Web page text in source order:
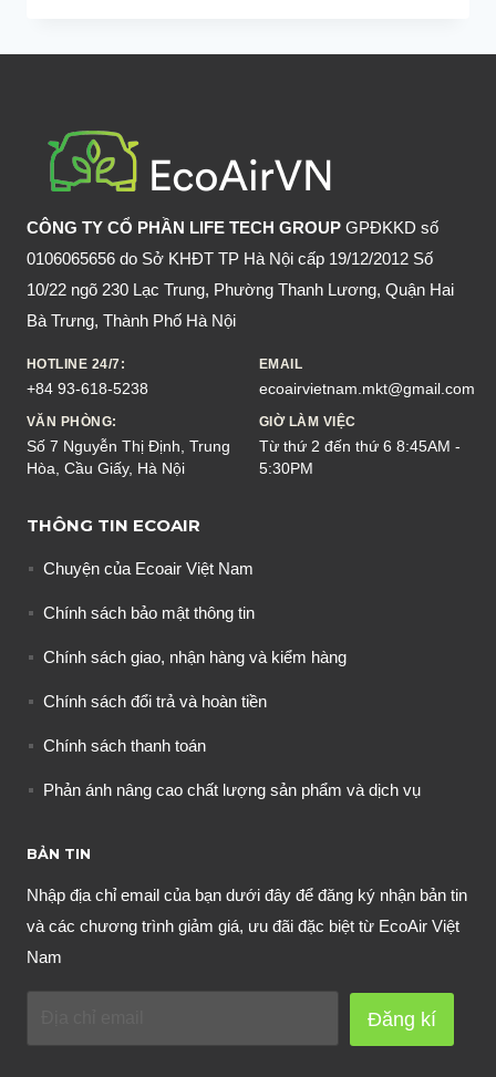
NHẬT
CHỨNG
CÁCH
PHÒNG
TRÁNH
CÔNG TY CỔ PHẦN LIFE TECH GROUP GPĐKKD số
0106065656 do Sở KHĐT TP Hà Nội cấp 19/12/2012 Số
10/22 ngõ 230 Lạc Trung, Phường Thanh Lương, Quận Hai
Bà Trưng, Thành Phố Hà Nội
HOTLINE 24/7:
+84 93-618-5238
EMAIL
ecoairvietnam.mkt@gmail.com
VĂN PHÒNG:
Số 7 Nguyễn Thị Định, Trung
Hòa, Cầu Giấy, Hà Nội
GIỜ LÀM VIỆC
Từ thứ 2 đến thứ 6 8:45AM -
5:30PM
THÔNG TIN ECOAIR
Chuyện của Ecoair Việt Nam
Chính sách bảo mật thông tin
Chính sách giao, nhận hàng và kiểm hàng
Chính sách đổi trả và hoàn tiền
Chính sách thanh toán
Phản ánh nâng cao chất lượng sản phẩm và dịch vụ
BẢN TIN
Nhập địa chỉ email của bạn dưới đây để đăng ký nhận bản tin
và các chương trình giảm giá, ưu đãi đặc biệt từ EcoAir Việt
Nam
Đăng kí